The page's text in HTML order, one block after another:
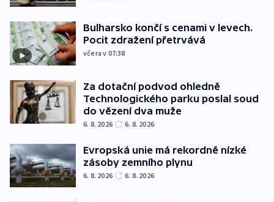
Bulharsko končí s cenami v levech.
Pocit zdražení přetrvává
včera v 07:38
Za dotační podvod ohledně
Technologického parku poslal soud
do vězení dva muže
6. 8. 2026 6. 8. 2026
Evropská unie má rekordně nízké
zásoby zemního plynu
6. 8. 2026 6. 8. 2026